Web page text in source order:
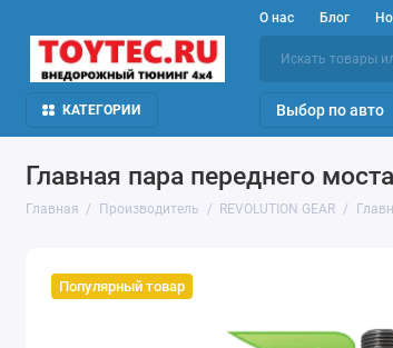
О нас Блог
КАТЕГОРИИ Выбор по авто
Главная пара переднего
Главная Производитель REVOLUTION GEAR
Популярный товар